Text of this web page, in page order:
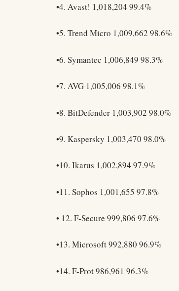
•4. Avast! 1,018,204 99.4%
•5. Trend Micro 1,009,662 98.6%
•6. Symantec 1,006,849 98.3%
•7. AVG 1,005,006 98.1%
•8. BitDefender 1,003,902 98.0%
•9. Kaspersky 1,003,470 98.0%
•10. Ikarus 1,002,894 97.9%
•11. Sophos 1,001,655 97.8%
• 12. F-Secure 999,806 97.6%
•13. Microsoft 992,880 96.9%
•14. F-Prot 986,961 96.3%